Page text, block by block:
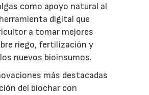
como apoyo natural al
digital que
a tomar mejores
riego, fertilización y
nuevos bioinsumos.
más destacadas
del biochar con